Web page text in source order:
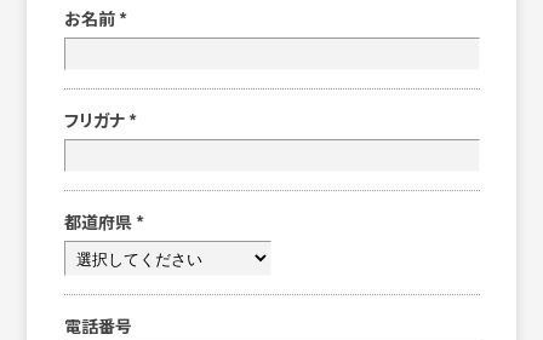
お名前 *
フリガナ *
都道府県 *
電話番号